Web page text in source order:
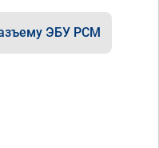
ЭБУ PCM